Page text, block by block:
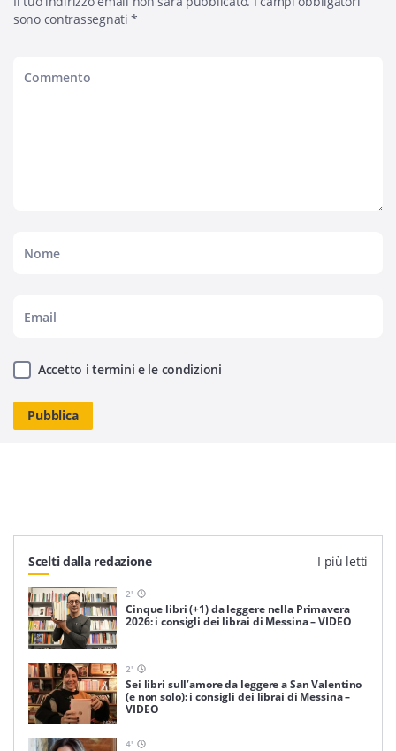
sono contrassegnati*
Accetto i termini e le condizioni
Scelti dalla redazione I più letti
2'
Cinque libri (+1) da leggere nella Primavera
2026: i consigli dei librai di Messina – VIDEO
2'
Sei libri sull’amore da leggere a San Valentino
(e non solo): i consigli dei librai di Messina –
VIDEO
4'